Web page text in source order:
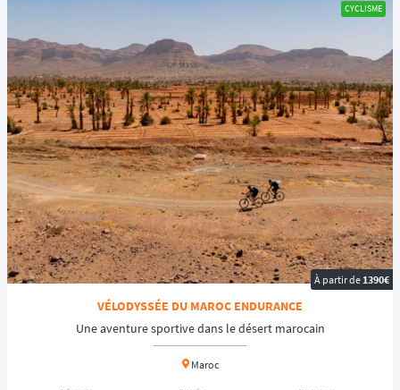
CYCLISME
À partir de 1390€
VÉLODYSSÉE DU MAROC ENDURANCE
Une aventure sportive dans le désert marocain
Maroc